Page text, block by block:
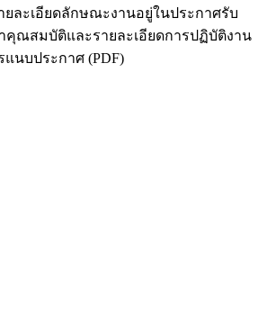
ละเอียดลักษณะงานอยู่ในประกาศรับ
คุณสมบัติและรายละเอียดการปฏิบัติงาน
แนบประกาศ (PDF)